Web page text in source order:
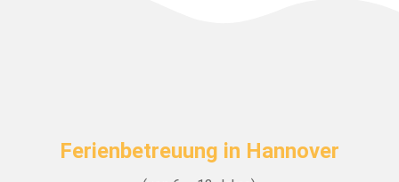
Ferienbetreuung in Hannover